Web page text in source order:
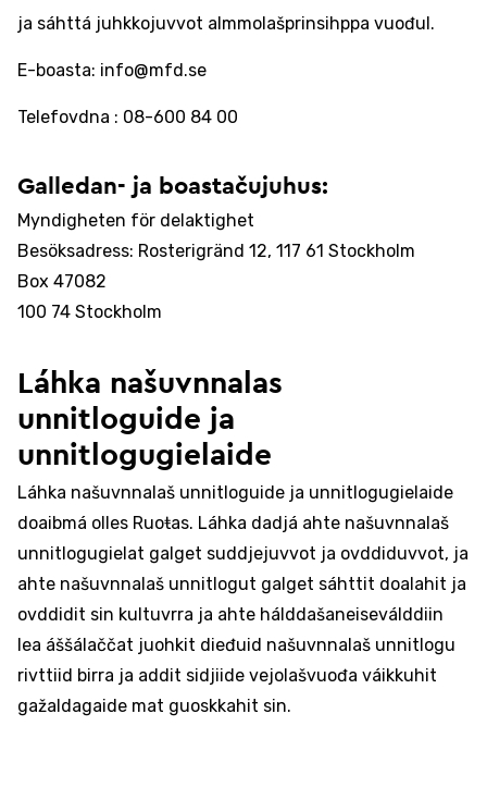
ja sáhttá juhkkojuvvot almmolašprinsihppa vuođul.
E-boasta: info@mfd.se
Telefovdna : 08-600 84 00
Galledan- ja boastačujuhus:
Myndigheten för delaktighet
Besöksadress: Rosterigränd 12, 117 61 Stockholm
Box 47082
100 74 Stockholm
Láhka našuvnnalas
unnitloguide ja
unnitlogugielaide
Láhka našuvnnalaš unnitloguide ja unnitlogugielaide
doaibmá olles Ruoŧas. Láhka dadjá ahte našuvnnalaš
unnitlogugielat galget suddjejuvvot ja ovddiduvvot, ja
ahte našuvnnalaš unnitlogut galget sáhttit doalahit ja
ovddidit sin kultuvrra ja ahte hálddašaneiseválddiin
lea áššálaččat juohkit dieđuid našuvnnalaš unnitlogu
rivttiid birra ja addit sidjiide vejolašvuođa váikkuhit
gažaldagaide mat guoskkahit sin.